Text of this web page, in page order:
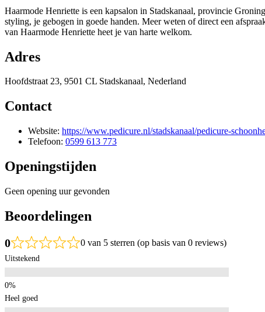
Haarmode Henriette is een kapsalon in Stadskanaal, provincie
styling, je gebogen in goede handen. Meer weten of direct een
van Haarmode Henriette heet je van harte welkom.
Adres
Hoofdstraat 23, 9501 CL Stadskanaal, Nederland
Contact
Website: https://www.pedicure.nl/stadskanaal/pedicure-
Telefoon: 0599 613 773
Openingstijden
Geen opening uur gevonden
Beoordelingen
0 0 van 5 sterren (op basis van 0 reviews)
Uitstekend
Heel goed